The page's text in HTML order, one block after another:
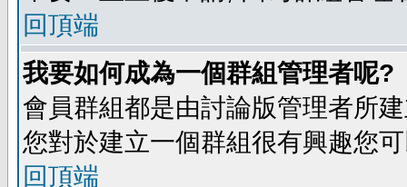
回頂端
我要如何成為一個群組管理者呢?
會員群組都是由討論版管理者所
您對於建立一個群組很有興趣您
回頂端